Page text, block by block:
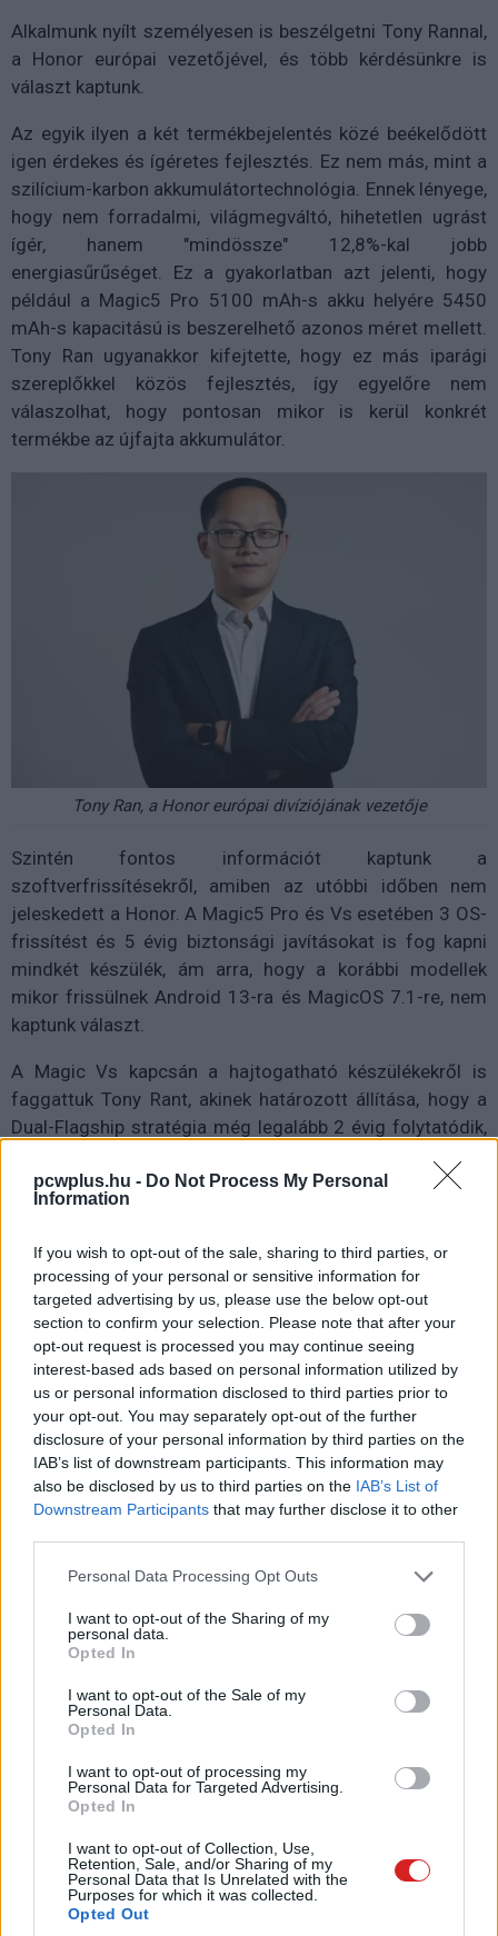
pcwplus.hu - Do Not Process My Personal
Information
If you wish to opt-out of the sale, sharing to third parties, or
processing of your personal or sensitive information for
targeted advertising by us, please use the below opt-out
section to confirm your selection. Please note that after your
opt-out request is processed you may continue seeing
interest-based ads based on personal information utilized by
us or personal information disclosed to third parties prior to
your opt-out. You may separately opt-out of the further
disclosure of your personal information by third parties on the
IAB’s list of downstream participants. This information may
also be disclosed by us to third parties on the IAB’s List of
Downstream Participants that may further disclose it to other
Please note that this website/app uses one or more Google
not limited to your visit or usage behaviour. You may click to
grant or deny consent to Google and its third-party tags to
use your data for below specified purposes in below Google
consent section.
Personal Data Processing Opt Outs
I want to opt-out of the Sharing of my
personal data.
Opted In
I want to opt-out of the Sale of my
Personal Data.
Opted In
I want to opt-out of processing my
Personal Data for Targeted Advertising.
Opted In
I want to opt-out of Collection, Use,
Retention, Sale, and/or Sharing of my
Personal Data that Is Unrelated with the
Purposes for which it was collected.
Opted Out
Alkalmunk nyílt személyesen is beszélgetni Tony Rannal,
a Honor európai vezetőjével, és több kérdésünkre is
választ kaptunk.
Az egyik ilyen a két termékbejelentés közé beékelődött
igen érdekes és ígéretes fejlesztés. Ez nem más, mint a
szilícium-karbon akkumulátortechnológia. Ennek lényege,
hogy nem forradalmi, világmegváltó, hihetetlen ugrást
ígér, hanem "mindössze" 12,8%-kal jobb
energiasűrűséget. Ez a gyakorlatban azt jelenti, hogy
például a Magic5 Pro 5100 mAh-s akku helyére 5450
mAh-s kapacitású is beszerelhető azonos méret mellett.
Tony Ran ugyanakkor kifejtette, hogy ez más iparági
szereplőkkel közös fejlesztés, így egyelőre nem
válaszolhat, hogy pontosan mikor is kerül konkrét
termékbe az újfajta akkumulátor.
Tony Ran, a Honor európai divíziójának vezetője
Szintén fontos információt kaptunk a
szoftverfrissítésekről, amiben az utóbbi időben nem
jeleskedett a Honor. A Magic5 Pro és Vs esetében 3 OS-
frissítést és 5 évig biztonsági javításokat is fog kapni
mindkét készülék, ám arra, hogy a korábbi modellek
mikor frissülnek Android 13-ra és MagicOS 7.1-re, nem
kaptunk választ.
A Magic Vs kapcsán a hajtogatható készülékekről is
faggattuk Tony Rant, akinek határozott állítása, hogy a
Dual-Flagship stratégia még legalább 2 évig folytatódik,
teljesen felváltani a hajtogatható készülékek, de fontos
szerepük lesz (és már van) a piacon. Ehhez kapcsolódik
készülék fejlesztése sem kizárható a Honor részéről (ezt
úgy is lehet érteni, hogy már folynak a fejlesztések).
Ezek még a régi kiegészítők, de hamarosan teljesen újak
Végül a nem mobiltelefon fejlesztésekről kérdeztük Tony
Rant, aki annyit árult el, hogy hamarosan hordható és
audio eszközök érkezésére lehet számítani, ahol már
végleg szakítanak a Huawei-től örökölt szoftveres
háttérrel és teljesen saját fejlesztést láthatunk majd.